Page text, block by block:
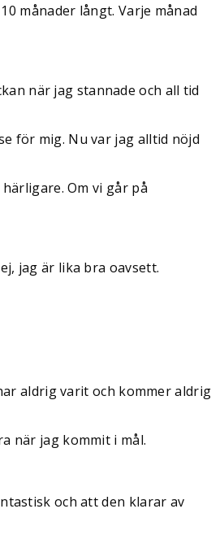
månader långt. Varje månad
när jag stannade och all tid
för mig. Nu var jag alltid nöjd
Om vi går på
jag är lika bra oavsett.
aldrig varit och kommer aldrig
när jag kommit i mål.
och att den klarar av